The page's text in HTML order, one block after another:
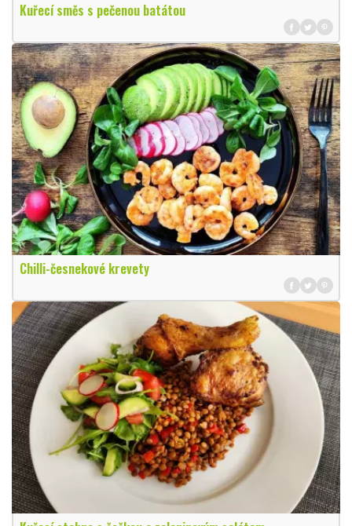
Kuřecí směs s pečenou batátou
Chilli-česnekové krevety